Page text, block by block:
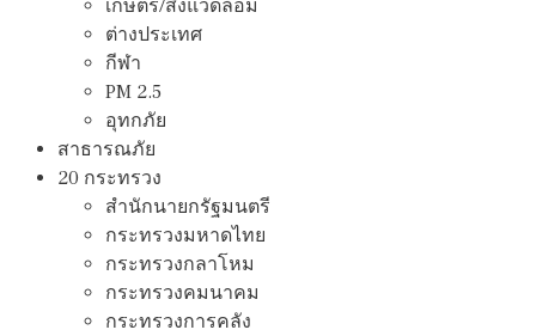
เกษตร/สิ่งแวดล้อม
ต่างประเทศ
กีฬา
PM 2.5
อุทกภัย
สาธารณภัย
20 กระทรวง
สํานักนายกรัฐมนตรี
กระทรวงมหาดไทย
กระทรวงกลาโหม
กระทรวงคมนาคม
กระทรวงการคลัง